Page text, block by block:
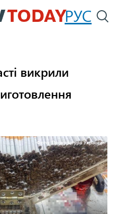
Перейти
до
РУС
викрили
Фото: Прокуратура України